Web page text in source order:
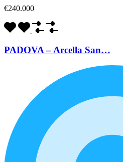
€240.000
PADOVA – Arcella San…